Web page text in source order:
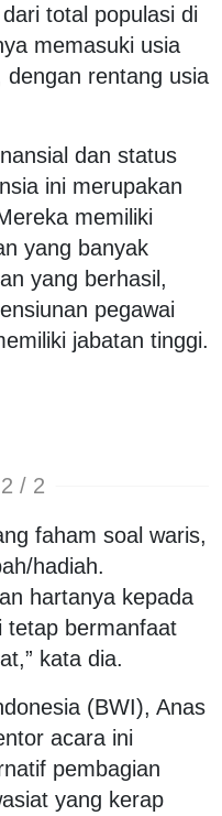
total populasi di
memasuki usia
rentang usia
dan status
ini merupakan
memiliki
yang banyak
yang berhasil,
pegawai
jabatan tinggi.
/ 2
faham soal waris,
hadiah.
hartanya kepada
tetap bermanfaat
kata dia.
(BWI), Anas
acara ini
pembagian
yang kerap